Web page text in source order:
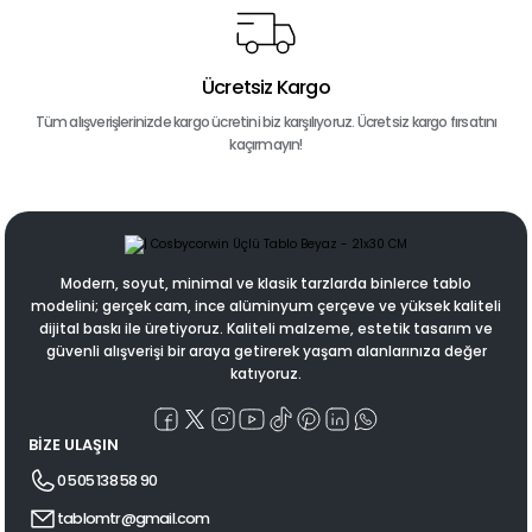
Ücretsiz Kargo
Tüm alışverişlerinizde kargo ücretini biz karşılıyoruz. Ücretsiz kargo fırsatını
kaçırmayın!
Modern, soyut, minimal ve klasik tarzlarda binlerce tablo
modelini; gerçek cam, ince alüminyum çerçeve ve yüksek kaliteli
dijital baskı ile üretiyoruz. Kaliteli malzeme, estetik tasarım ve
güvenli alışverişi bir araya getirerek yaşam alanlarınıza değer
katıyoruz.
BİZE ULAŞIN
0 505 138 58 90
tablomtr@gmail.com